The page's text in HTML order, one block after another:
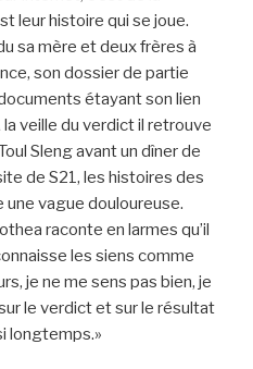
leur histoire qui se joue.
sa mère et deux frères à
son dossier de partie
étayant son lien
veille du verdict il retrouve
Sleng avant un dîner de
de S21, les histoires des
vague douloureuse.
raconte en larmes qu’il
les siens comme
je ne me sens pas bien, je
le verdict et sur le résultat
longtemps.»